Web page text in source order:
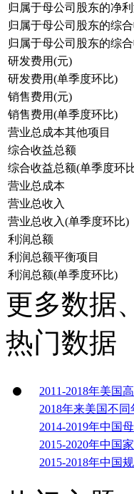
归属于母公司股东的净
归属于母公司股东的综
归属于母公司股东的综
研发费用(元)
研发费用(单季度环比)
销售费用(元)
销售费用(单季度环比)
营业总成本其他项目
综合收益总额
综合收益总额(单季度环
营业总成本
营业总收入
营业总收入(单季度环比)
利润总额
利润总额平衡项目
利润总额(单季度环比)
更多数据
热门数据
2011-2018年美国
2018年来美国不
2014-2019年中国
2015-2020年中国
2015-2018年中国